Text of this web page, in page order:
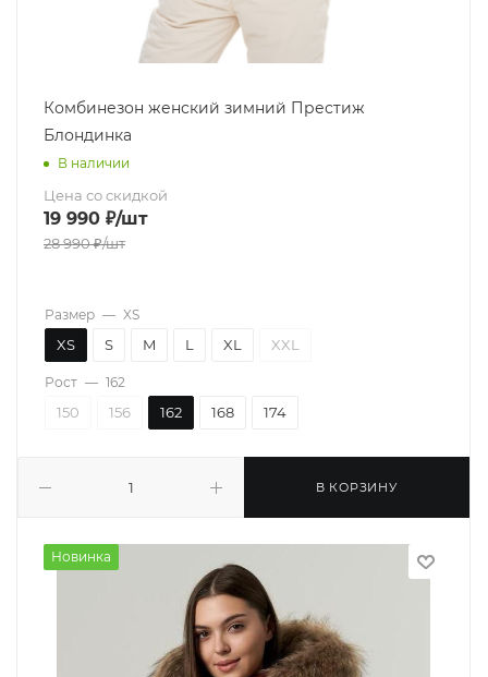
Комбинезон женский зимний Престиж
Блондинка
В наличии
Цена со скидкой
19 990 ₽/шт
28 990₽/шт
В КОРЗИНУ
Размер — XS
XS S M L XL XXL
Рост — 162
150 156 162 168 174
Новинка